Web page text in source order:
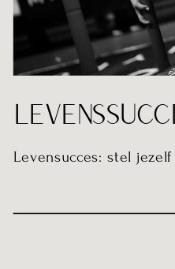
Levensucces: stel